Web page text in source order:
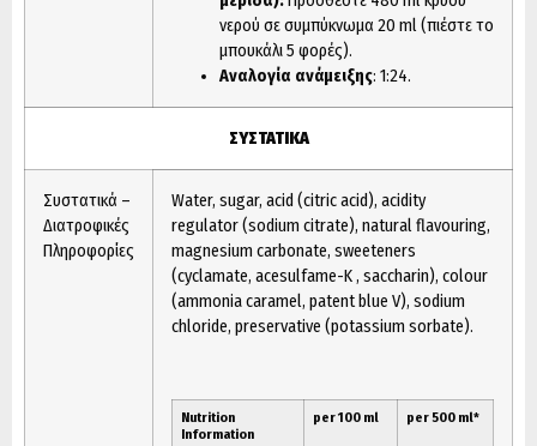
νερού σε συμπύκνωμα 20 ml (πιέστε το
μπουκάλι 5 φορές).
Αναλογία ανάμειξης: 1:24.
ΣΥΣΤΑΤΙΚΑ
Συστατικά –
Διατροφικές
Πληροφορίες
Water, sugar, acid (citric acid), acidity
regulator (sodium citrate), natural flavouring,
magnesium carbonate, sweeteners
(cyclamate, acesulfame-K , saccharin), colour
(ammonia caramel, patent blue V), sodium
chloride, preservative (potassium sorbate).
Nutrition
Information
per 100 ml per 500 ml*